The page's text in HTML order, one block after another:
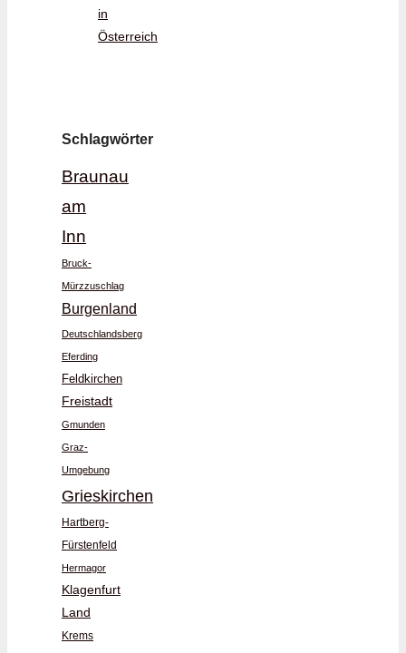
in
Österreich
Schlagwörter
Braunau
am
Inn
Bruck-
Mürzzuschlag
Burgenland
Deutschlandsberg
Eferding
Feldkirchen
Freistadt
Gmunden
Graz-
Umgebung
Grieskirchen
Hartberg-
Fürstenfeld
Hermagor
Klagenfurt
Land
Krems